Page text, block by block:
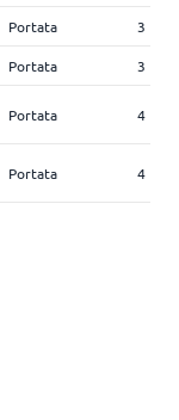
Portata 3
Portata 3
Portata 4
Portata 4